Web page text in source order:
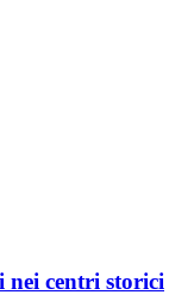
nei centri storici